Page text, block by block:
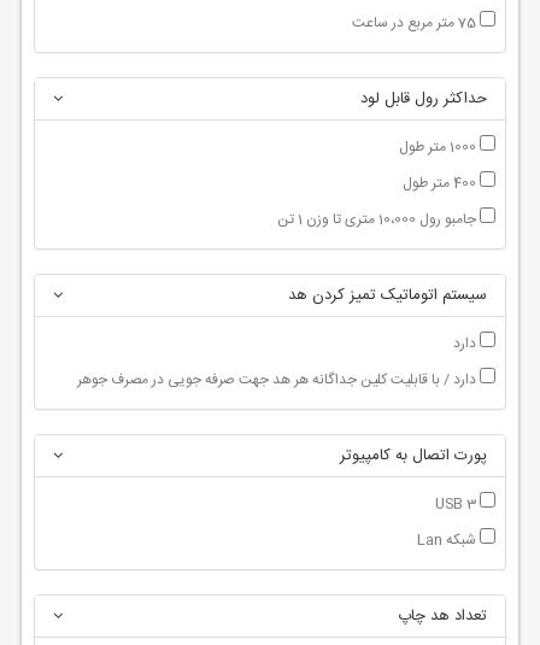
75 متر مربع در ساعت
حداکثر رول قابل لود
1000 متر طول
400 متر طول
جامبو رول 10،000 متری تا وزن 1 تن
سیستم اتوماتیک تمیز کردن هد
دارد
دارد / با قابلیت کلین جداگانه هر هد جهت صرفه جویی در مصرف جوهر
پورت اتصال به کامپیوتر
USB 3
شبکه Lan
تعداد هد چاپ